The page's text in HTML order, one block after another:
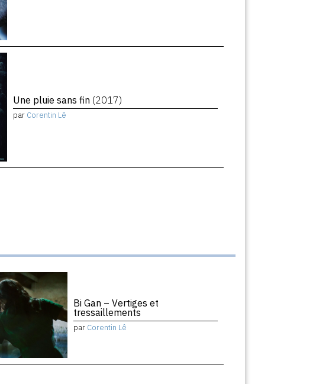
Une pluie sans fin (2017)
par Corentin Lê
Bi Gan – Vertiges et
tressaillements
par Corentin Lê